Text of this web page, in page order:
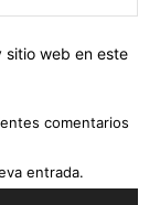
sitio web en este
comentarios
entrada.